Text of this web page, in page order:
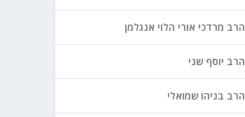
הרב מרדכי אורי הלוי אנגלמן
הרב יוסף שני
הרב בניהו שמואלי